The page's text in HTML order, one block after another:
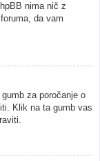
nima nič z
da vam
za poročanje o
Klik na ta gumb vas